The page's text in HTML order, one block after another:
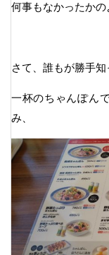
何事もなかったか
さて、誰もが勝手
一杯のちゃんぽん
み、